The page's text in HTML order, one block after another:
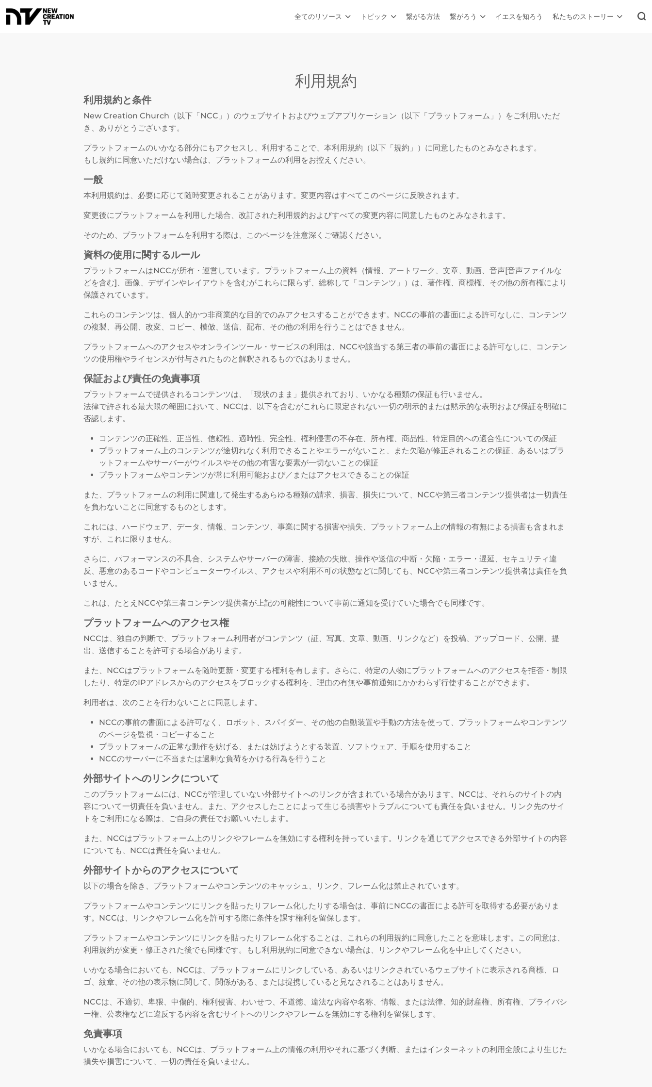
全てのリソース トピック 繋がる方法 繋がろう イエスを知ろう 私たちのストーリー
利用規約
利用規約と条件
New Creation Church（以下「NCC」）のウェブサイトおよびウェブアプリケーション（以下「プラットフォーム」）をご利用いただ
き、ありがとうございます。
プラットフォームのいかなる部分にもアクセスし、利用することで、本利用規約（以下「規約」）に同意したものとみなされます。
もし規約に同意いただけない場合は、プラットフォームの利用をお控えください。
一般
本利用規約は、必要に応じて随時変更されることがあります。変更内容はすべてこのページに反映されます。
変更後にプラットフォームを利用した場合、改訂された利用規約およびすべての変更内容に同意したものとみなされます。
そのため、プラットフォームを利用する際は、このページを注意深くご確認ください。
資料の使用に関するルール
プラットフォームはNCCが所有・運営しています。プラットフォーム上の資料（情報、アートワーク、文章、動画、音声[音声ファイルな
どを含む]、画像、デザインやレイアウトを含むがこれらに限らず、総称して「コンテンツ」）は、著作権、商標権、その他の所有権により
保護されています。
これらのコンテンツは、個人的かつ非商業的な目的でのみアクセスすることができます。NCCの事前の書面による許可なしに、コンテンツ
の複製、再公開、改変、コピー、模倣、送信、配布、その他の利用を行うことはできません。
プラットフォームへのアクセスやオンラインツール・サービスの利用は、NCCや該当する第三者の事前の書面による許可なしに、コンテン
ツの使用権やライセンスが付与されたものと解釈されるものではありません。
保証および責任の免責事項
プラットフォームで提供されるコンテンツは、「現状のまま」提供されており、いかなる種類の保証も行いません。
法律で許される最大限の範囲において、NCCは、以下を含むがこれらに限定されない一切の明示的または黙示的な表明および保証を明確に
否認します。
コンテンツの正確性、正当性、信頼性、適時性、完全性、権利侵害の不存在、所有権、商品性、特定目的への適合性についての保証
プラットフォーム上のコンテンツが途切れなく利用できることやエラーがないこと、また欠陥が修正されることの保証、あるいはプラ
ットフォームやサーバーがウイルスやその他の有害な要素が一切ないことの保証
プラットフォームやコンテンツが常に利用可能および／またはアクセスできることの保証
また、プラットフォームの利用に関連して発生するあらゆる種類の請求、損害、損失について、NCCや第三者コンテンツ提供者は一切責任
を負わないことに同意するものとします。
これには、ハードウェア、データ、情報、コンテンツ、事業に関する損害や損失、プラットフォーム上の情報の有無による損害も含まれま
すが、これに限りません。
さらに、パフォーマンスの不具合、システムやサーバーの障害、接続の失敗、操作や送信の中断・欠陥・エラー・遅延、セキュリティ違
反、悪意のあるコードやコンピューターウイルス、アクセスや利用不可の状態などに関しても、NCCや第三者コンテンツ提供者は責任を負
いません。
これは、たとえNCCや第三者コンテンツ提供者が上記の可能性について事前に通知を受けていた場合でも同様です。
プラットフォームへのアクセス権
NCCは、独自の判断で、プラットフォーム利用者がコンテンツ（証、写真、文章、動画、リンクなど）を投稿、アップロード、公開、提
出、送信することを許可する場合があります。
また、NCCはプラットフォームを随時更新・変更する権利を有します。さらに、特定の人物にプラットフォームへのアクセスを拒否・制限
したり、特定のIPアドレスからのアクセスをブロックする権利を、理由の有無や事前通知にかかわらず行使することができます。
利用者は、次のことを行わないことに同意します。
NCCの事前の書面による許可なく、ロボット、スパイダー、その他の自動装置や手動の方法を使って、プラットフォームやコンテンツ
のページを監視・コピーすること
プラットフォームの正常な動作を妨げる、または妨げようとする装置、ソフトウェア、手順を使用すること
NCCのサーバーに不当または過剰な負荷をかける行為を行うこと
外部サイトへのリンクについて
このプラットフォームには、NCCが管理していない外部サイトへのリンクが含まれている場合があります。NCCは、それらのサイトの内
容について一切責任を負いません。また、アクセスしたことによって生じる損害やトラブルについても責任を負いません。リンク先のサイ
トをご利用になる際は、ご自身の責任でお願いいたします。
また、NCCはプラットフォーム上のリンクやフレームを無効にする権利を持っています。リンクを通じてアクセスできる外部サイトの内容
についても、NCCは責任を負いません。
外部サイトからのアクセスについて
以下の場合を除き、プラットフォームやコンテンツのキャッシュ、リンク、フレーム化は禁止されています。
プラットフォームやコンテンツにリンクを貼ったりフレーム化したりする場合は、事前にNCCの書面による許可を取得する必要がありま
す。NCCは、リンクやフレーム化を許可する際に条件を課す権利を留保します。
プラットフォームやコンテンツにリンクを貼ったりフレーム化することは、これらの利用規約に同意したことを意味します。この同意は、
利用規約が変更・修正された後でも同様です。もし利用規約に同意できない場合は、リンクやフレーム化を中止してください。
いかなる場合においても、NCCは、プラットフォームにリンクしている、あるいはリンクされているウェブサイトに表示される商標、ロ
ゴ、紋章、その他の表示物に関して、関係がある、または提携していると見なされることはありません。
NCCは、不適切、卑猥、中傷的、権利侵害、わいせつ、不道徳、違法な内容や名称、情報、または法律、知的財産権、所有権、プライバシ
ー権、公表権などに違反する内容を含むサイトへのリンクやフレームを無効にする権利を留保します。
免責事項
いかなる場合においても、NCCは、プラットフォーム上の情報の利用やそれに基づく判断、またはインターネットの利用全般により生じた
損失や損害について、一切の責任を負いません。